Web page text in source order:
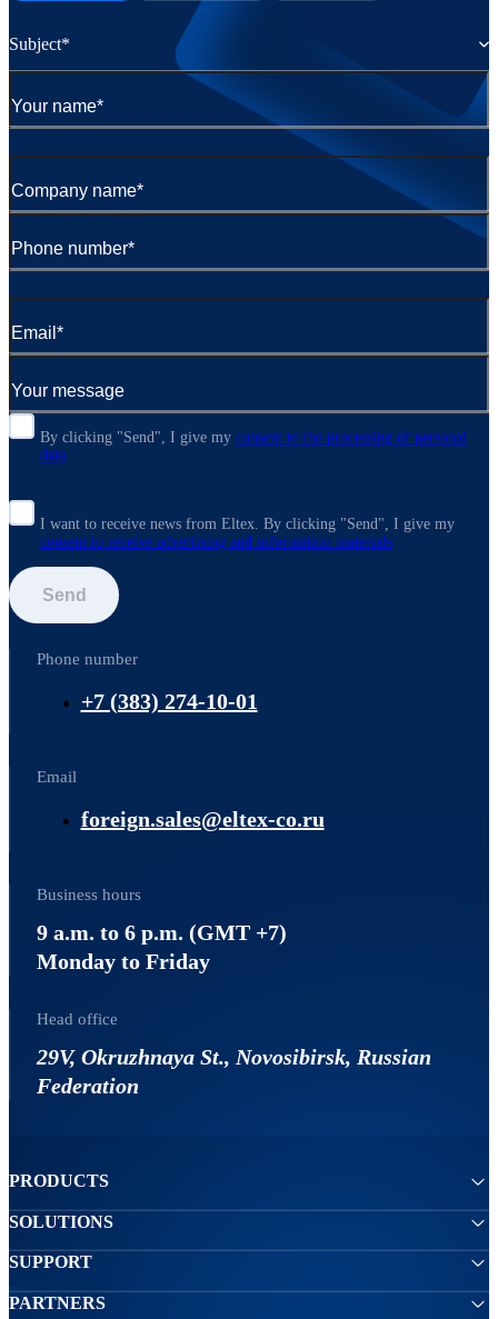
Subject*
By clicking "Send", I give my consent to the processing of personal
data
I want to receive news from Eltex. By clicking "Send", I give my
consent to receive advertising and information materials
Send
Phone number
+7 (383) 274-10-01
Email
foreign.sales@eltex-co.ru
Business hours
9 a.m. to 6 p.m. (GMT +7)
Monday to Friday
Head office
29V, Okruzhnaya St., Novosibirsk, Russian
Federation
PRODUCTS
SOLUTIONS
SUPPORT
PARTNERS